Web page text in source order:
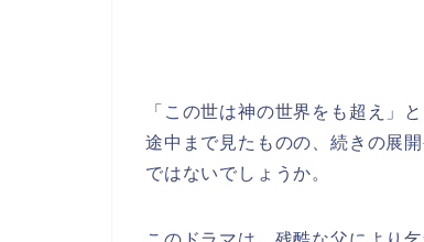
「この世は神の世界をも超え」
途中まで見たものの、続きの展
ではないでしょうか。